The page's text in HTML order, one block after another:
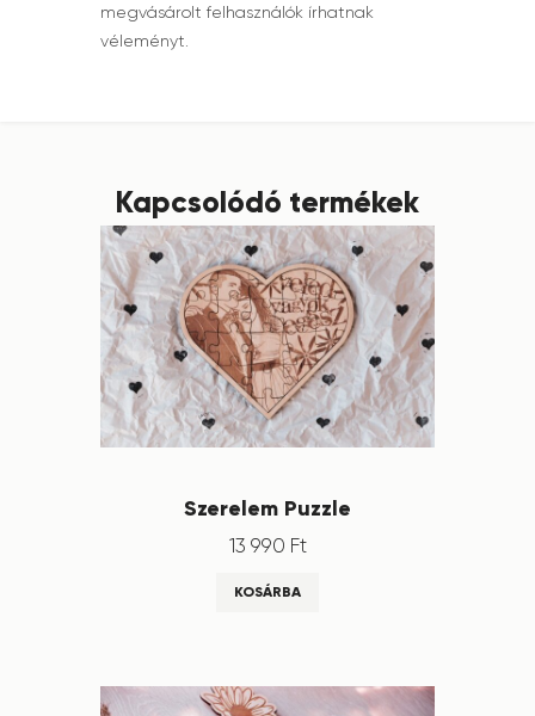
megvásárolt felhasználók írhatnak
véleményt.
Kapcsolódó termékek
Szerelem Puzzle
13 990 Ft
KOSÁRBA